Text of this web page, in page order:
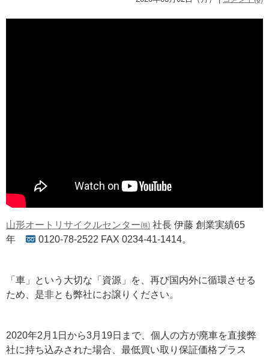
山形オートリサイクルセンター㈱ 社長 伊藤 創業実績65
年
0120-78-2522 FAX 0234-41-1414。
「車」という大切な「資源」を、再び国内外に循環させる
ため、是非とも弊社にお譲りください。
2020年2月1日から3月19日まで、個人の方が廃車を直接弊
社に持ち込みされた場合、最低買い取り保証価格プラス